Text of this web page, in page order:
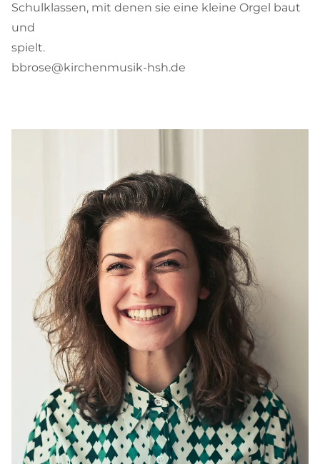
Schulklassen, mit denen sie eine kleine Orgel baut
und
spielt.
bbrose@kirchenmusik-hsh.de